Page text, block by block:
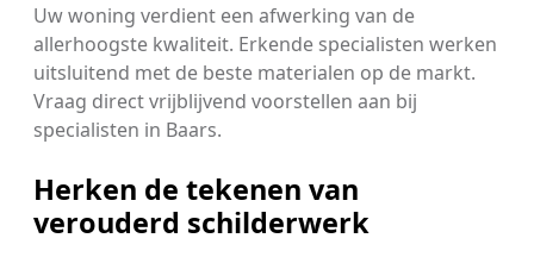
Uw woning verdient een afwerking van de
allerhoogste kwaliteit. Erkende specialisten werken
uitsluitend met de beste materialen op de markt.
Vraag direct vrijblijvend voorstellen aan bij
specialisten in Baars.
Herken de tekenen van
verouderd schilderwerk